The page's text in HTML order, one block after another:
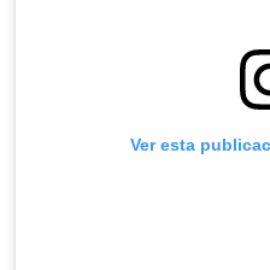
Ver esta